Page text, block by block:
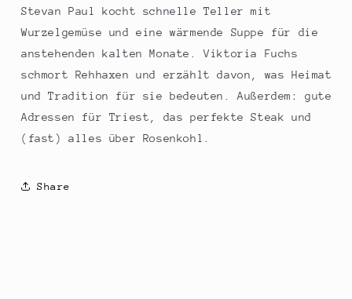
Stevan Paul kocht schnelle Teller mit
Wurzelgemüse und eine wärmende Suppe für die
anstehenden kalten Monate. Viktoria Fuchs
schmort Rehhaxen und erzählt davon, was Heimat
und Tradition für sie bedeuten. Außerdem: gute
Adressen für Triest, das perfekte Steak und
(fast) alles über Rosenkohl.
Share